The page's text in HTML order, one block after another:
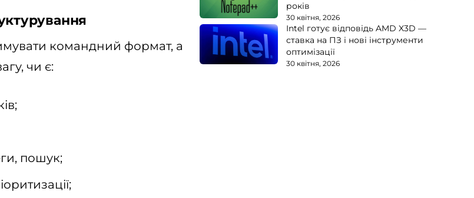
командний формат, а
чи є:
пошук;
років
30 квітня, 2026
Intel готує відповідь AMD X3D —
ставка на ПЗ і нові інструменти
оптимізації
30 квітня, 2026